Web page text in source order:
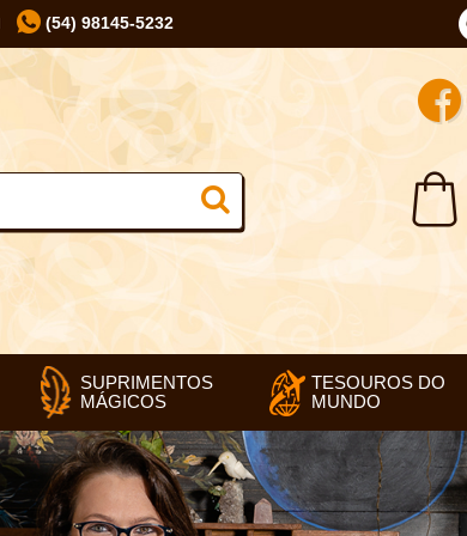
(54) 98145-5232
SUPRIMENTOS
MÁGICOS
TESOUROS DO
MUNDO